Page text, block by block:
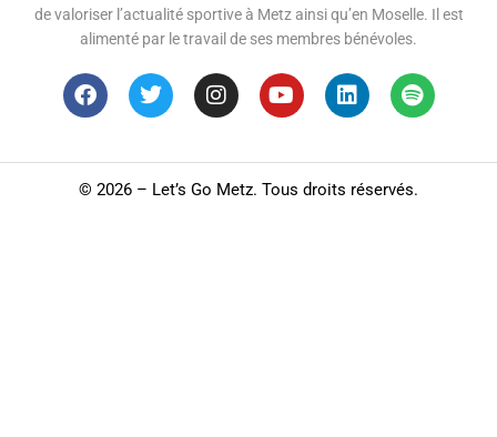
de valoriser l’actualité sportive à Metz ainsi qu’en Moselle. Il est
alimenté par le travail de ses membres bénévoles.
© 2026 – Let’s Go Metz. Tous droits réservés.